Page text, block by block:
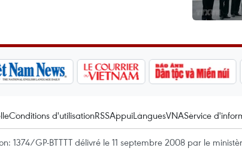
Conditions d'utilisationRSSAppuiLanguesVNAService
1374/GP-BTTTT délivré le 11 septembre 2008 par le